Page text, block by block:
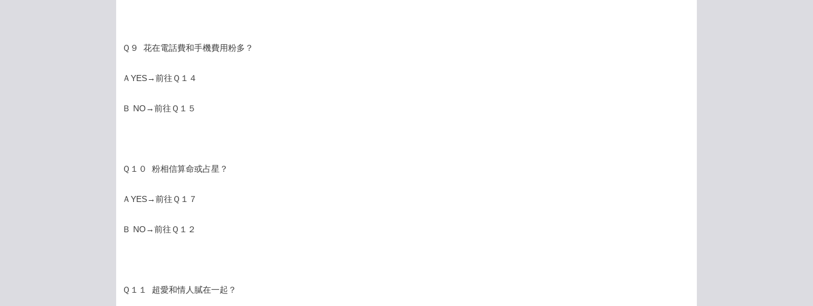
Ｑ９ 花在電話費和手機費用粉多？
ＡYES→前往Ｑ１４
Ｂ NO→前往Ｑ１５
Ｑ１０ 粉相信算命或占星？
ＡYES→前往Ｑ１７
Ｂ NO→前往Ｑ１２
Ｑ１１ 超愛和情人膩在一起？